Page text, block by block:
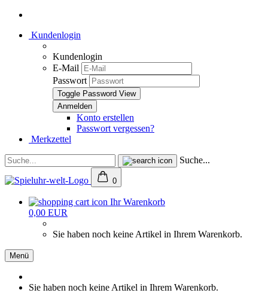
Kundenlogin
Kundenlogin
E-Mail
Passwort
Toggle Password View
Konto erstellen
Passwort vergessen?
Merkzettel
Suche...
0
Ihr Warenkorb
0,00 EUR
Sie haben noch keine Artikel in Ihrem Warenkorb.
Menü
Sie haben noch keine Artikel in Ihrem Warenkorb.